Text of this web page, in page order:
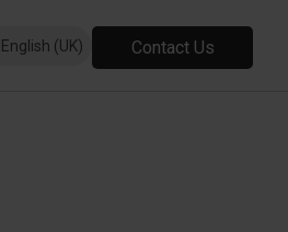
English (UK) Contact Us